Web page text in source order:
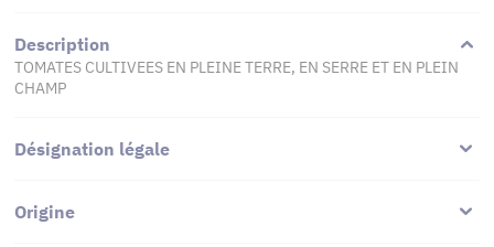
Description
TOMATES CULTIVEES EN PLEINE TERRE, EN SERRE ET EN PLEIN
CHAMP
Désignation légale
Origine